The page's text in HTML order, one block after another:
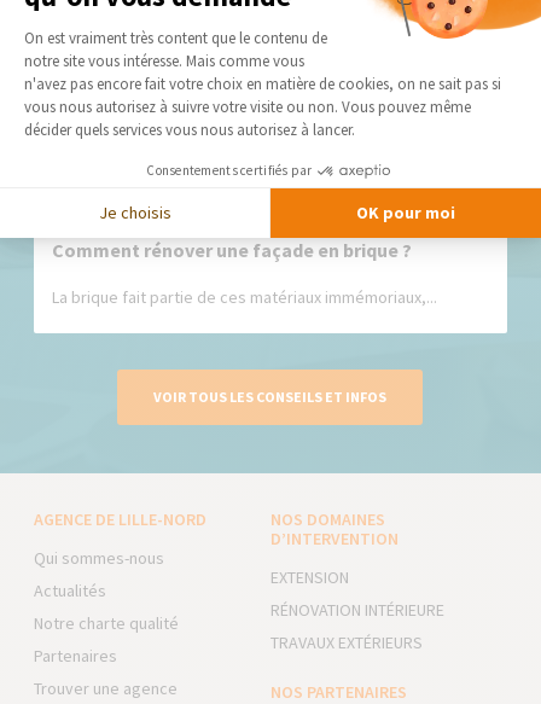
Nos derniers conseils et actus
Comment rénover une façade en brique ?
La brique fait partie de ces matériaux immémoriaux,...
VOIR TOUS LES CONSEILS ET INFOS
AGENCE DE LILLE-NORD
Qui sommes-nous
Actualités
Notre charte qualité
Partenaires
Trouver une agence
NOS DOMAINES
D’INTERVENTION
EXTENSION
RÉNOVATION INTÉRIEURE
TRAVAUX EXTÉRIEURS
NOS PARTENAIRES
Plateforme de Gestion du
On est vraiment très content que le contenu de
notre site vous intéresse. Mais comme vous
n'avez pas encore fait votre choix en matière de cookies, on ne sait pas si
vous nous autorisez à suivre votre visite ou non. Vous pouvez même
décider quels services vous nous autorisez à lancer.
Consentements certifiés par
Je choisis OK pour moi
Axeptio consent